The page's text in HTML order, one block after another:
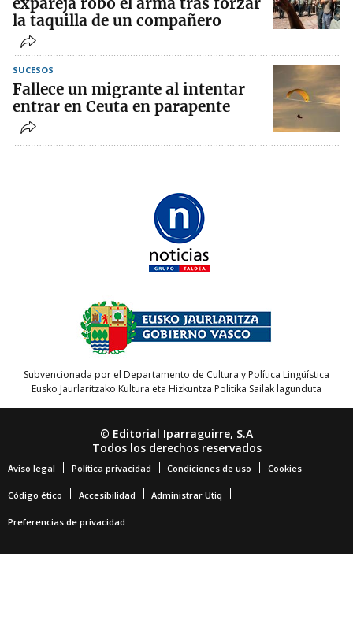
la taquilla de un compañero
SUCESOS
Fallece un migrante al intentar
entrar en Ceuta en parapente
Subvencionada por el Departamento de Cultura y Política Lingüística
Eusko Jaurlaritzako Kultura eta Hizkuntza Politika Sailak lagunduta
© Editorial Iparraguirre, S.A
Todos los derechos reservados
Aviso legal Política privacidad Condiciones de uso Cookies
Código ético Accesibilidad Administrar Utiq
Preferencias de privacidad